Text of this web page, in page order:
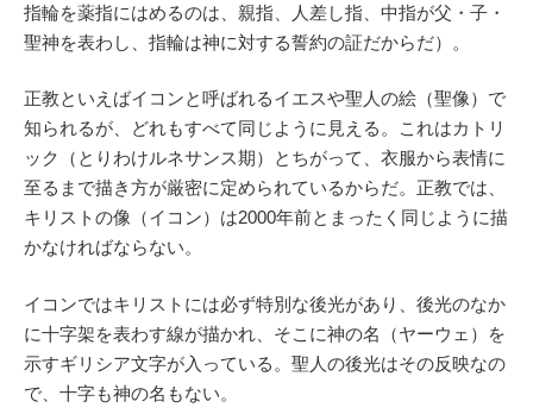
指輪を薬指にはめるのは、親指、人差し指、中指が父・子・
聖神を表わし、指輪は神に対する誓約の証だからだ）。
正教といえばイコンと呼ばれるイエスや聖人の絵（聖像）で
知られるが、どれもすべて同じように見える。これはカトリ
ック（とりわけルネサンス期）とちがって、衣服から表情に
至るまで描き方が厳密に定められているからだ。正教では、
キリストの像（イコン）は2000年前とまったく同じように描
かなければならない。
イコンではキリストには必ず特別な後光があり、後光のなか
に十字架を表わす線が描かれ、そこに神の名（ヤーウェ）を
示すギリシア文字が入っている。聖人の後光はその反映なの
で、十字も神の名もない。